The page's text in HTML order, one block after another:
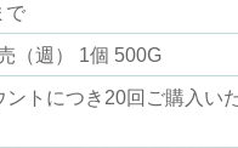
で
（週） 1個 500G
ントにつき20回ご購入い